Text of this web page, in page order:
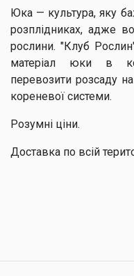
Юка — культура, яку
розплідниках, адже
рослини. "Клуб
матеріал юки в
перевозити розсаду
кореневої системи.
Розумні ціни.
Доставка по всій